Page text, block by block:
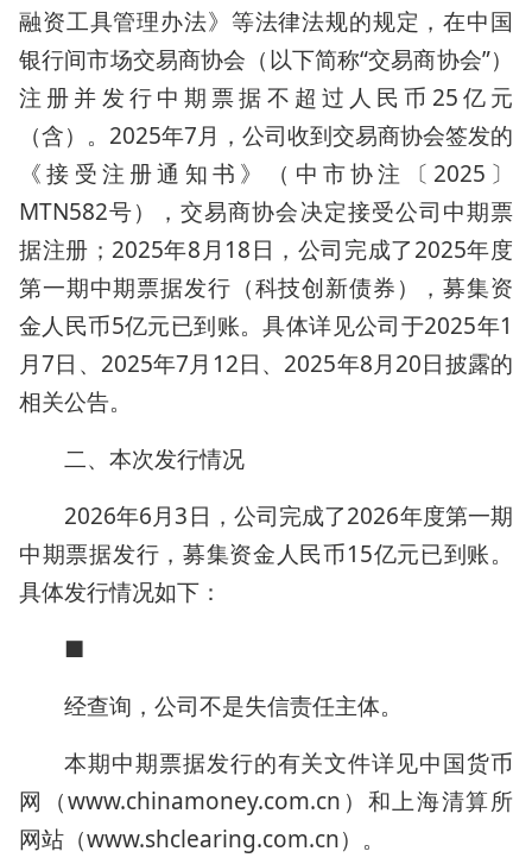
融资工具管理办法》等法律法规的规定，在中国
银行间市场交易商协会（以下简称“交易商协会”）
注册并发行中期票据不超过人民币25亿元
（含）。2025年7月，公司收到交易商协会签发的
《接受注册通知书》（中市协注〔2025〕
MTN582号），交易商协会决定接受公司中期票
据注册；2025年8月18日，公司完成了2025年度
第一期中期票据发行（科技创新债券），募集资
金人民币5亿元已到账。具体详见公司于2025年1
月7日、2025年7月12日、2025年8月20日披露的
相关公告。
二、本次发行情况
2026年6月3日，公司完成了2026年度第一期
中期票据发行，募集资金人民币15亿元已到账。
具体发行情况如下：
■
经查询，公司不是失信责任主体。
本期中期票据发行的有关文件详见中国货币
网（www.chinamoney.com.cn）和上海清算所
网站（www.shclearing.com.cn）。